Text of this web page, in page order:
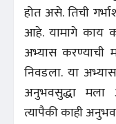
होत असे. तिची
आहे. यामागे काय
अभ्यास करण्याची
निवडला. या
अनुभवसुद्धा मला
त्यापैकी काही